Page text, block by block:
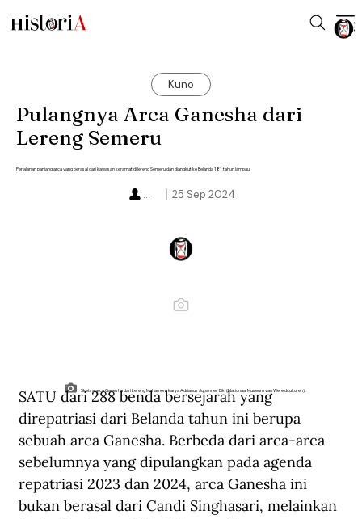
Kuno
Pulangnya Arca Ganesha dari
Lereng Semeru
Perjalanan panjang arca yang berasal dari kawasan keramat di lereng Semeru dan diangkut ke Belanda 181 tahun lampau.
25 Sep 2024
...
Sketsa arca Ganesha dari Lereng Mahameru karya Adrianus Johannes Bik. (Nationaal Museum van Wereldculturen).
SATU dari 288 benda bersejarah yang
direpatriasi dari Belanda tahun ini berupa
sebuah arca Ganesha. Berbeda dari arca-arca
sebelumnya yang dipulangkan pada agenda
repatriasi 2023 dan 2024, arca Ganesha ini
bukan berasal dari Candi Singhasari, melainkan